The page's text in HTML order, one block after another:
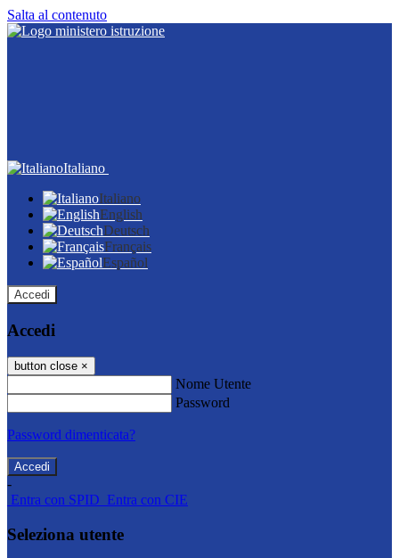
Salta al contenuto
Italiano
Italiano
English
Deutsch
Français
Español
Accedi
Accedi
button close ×
Nome Utente
Password
Password dimenticata?
-
Entra con SPID Entra con CIE
Seleziona utente